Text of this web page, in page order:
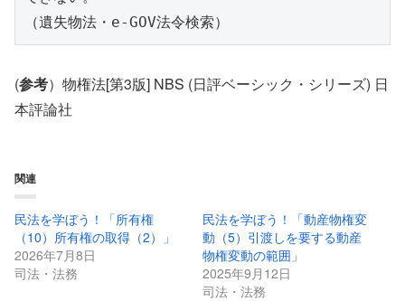
（遺失物法・e-GOV法令検索）
(参考）物権法[第3版] NBS (日評ベーシック・シリーズ) 日
本評論社
関連
民法を学ぼう！「所有権
（10）所有権の取得（2）」
2026年7月8日
司法・法務
民法を学ぼう！「動産物権変
動（5）引渡しを要する動産
物権変動の範囲」
2025年9月12日
司法・法務